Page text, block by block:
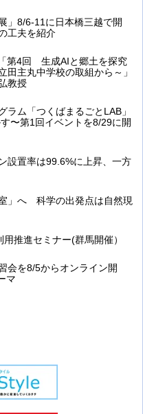
」8/6-11に日本橋三越で開
工夫を紹介
第4回 生成AIと郷土を探究
田主丸中学校の取組から～」
教授
ム「つくばまるごとLAB」
〜第1回イベントを8/29に開
設置率は99.6%に上昇、一方
」へ 科学の出発点は自然現
推進セミナー(群馬開催）
会を8/5からオンライン開
マ